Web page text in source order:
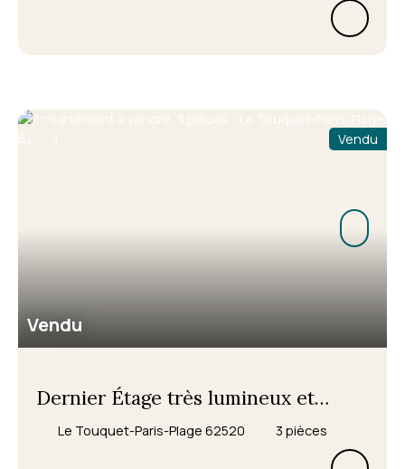
Vendu
Vendu
Dernier Étage très lumineux et
PLEIN SUD avec VUE MER plus
Le Touquet-Paris-Plage 62520 3 pièces